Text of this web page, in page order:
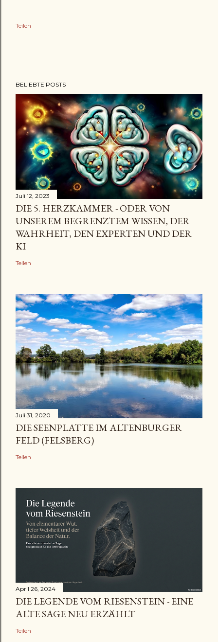
Teilen
BELIEBTE POSTS
Juli 12, 2023
DIE 5. HERZKAMMER - ODER VON
UNSEREM BEGRENZTEM WISSEN, DER
WAHRHEIT, DEN EXPERTEN UND DER
KI
Teilen
Juli 31, 2020
DIE SEENPLATTE IM ALTENBURGER
FELD (FELSBERG)
Teilen
April 26, 2024
DIE LEGENDE VOM RIESENSTEIN - EINE
ALTE SAGE NEU ERZÄHLT
Teilen